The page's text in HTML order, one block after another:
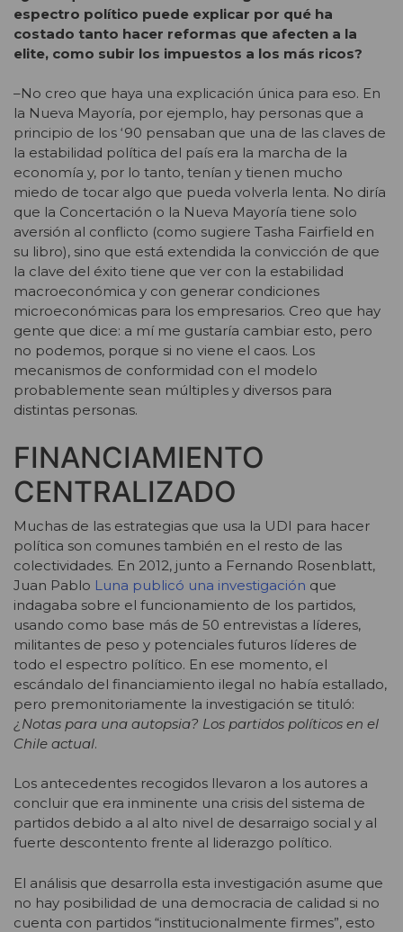
espectro político puede explicar por qué ha
costado tanto hacer reformas que afecten a la
elite, como subir los impuestos a los más ricos?
–No creo que haya una explicación única para eso. En
la Nueva Mayoría, por ejemplo, hay personas que a
principio de los ‘90 pensaban que una de las claves de
la estabilidad política del país era la marcha de la
economía y, por lo tanto, tenían y tienen mucho
miedo de tocar algo que pueda volverla lenta. No diría
que la Concertación o la Nueva Mayoría tiene solo
aversión al conflicto (como sugiere Tasha Fairfield en
su libro), sino que está extendida la convicción de que
la clave del éxito tiene que ver con la estabilidad
macroeconómica y con generar condiciones
microeconómicas para los empresarios. Creo que hay
gente que dice: a mí me gustaría cambiar esto, pero
no podemos, porque si no viene el caos. Los
mecanismos de conformidad con el modelo
probablemente sean múltiples y diversos para
distintas personas.
FINANCIAMIENTO
CENTRALIZADO
Muchas de las estrategias que usa la UDI para hacer
política son comunes también en el resto de las
colectividades. En 2012, junto a Fernando Rosenblatt,
Juan Pablo Luna publicó una investigación que
indagaba sobre el funcionamiento de los partidos,
usando como base más de 50 entrevistas a líderes,
militantes de peso y potenciales futuros líderes de
todo el espectro político. En ese momento, el
escándalo del financiamiento ilegal no había estallado,
pero premonitoriamente la investigación se tituló:
¿Notas para una autopsia? Los partidos políticos en el
Chile actual.
Los antecedentes recogidos llevaron a los autores a
concluir que era inminente una crisis del sistema de
partidos debido a al alto nivel de desarraigo social y al
fuerte descontento frente al liderazgo político.
El análisis que desarrolla esta investigación asume que
no hay posibilidad de una democracia de calidad si no
cuenta con partidos “institucionalmente firmes”, esto